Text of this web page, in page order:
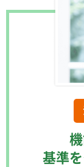
基準